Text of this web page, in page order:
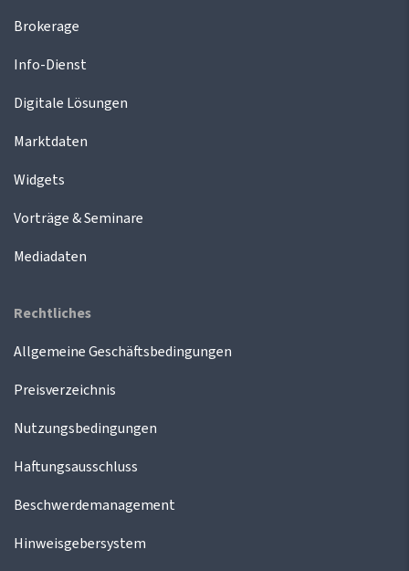
Brokerage
Info-Dienst
Digitale Lösungen
Marktdaten
Widgets
Vorträge & Seminare
Mediadaten
Rechtliches
Allgemeine Geschäftsbedingungen
Preisverzeichnis
Nutzungsbedingungen
Haftungsausschluss
Beschwerdemanagement
Hinweisgebersystem